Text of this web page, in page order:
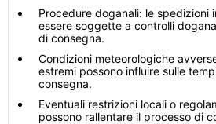
Procedure doganali: le spedizioni
essere soggette a controlli
di consegna.
Condizioni meteorologiche
estremi possono influire sulle
consegna.
Eventuali restrizioni locali o
possono rallentare il processo di